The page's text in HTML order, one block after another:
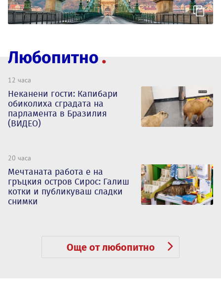
Любопитно
12 часа
Неканени гости: Капибари
обиколиха сградата на
парламента в Бразилия
(ВИДЕО)
20 часа
Мечтаната работа е на
гръцкия остров Сирос: Галиш
котки и публикуваш сладки
снимки
Още от любопитно